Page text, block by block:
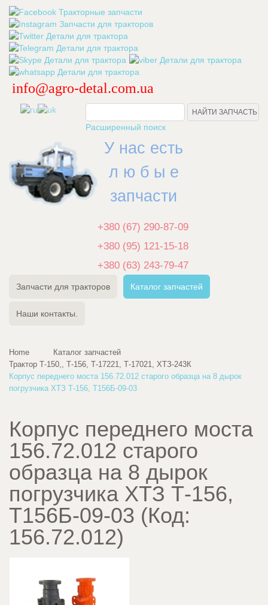
info@agro-detal.com.ua
Расширенный поиск
У нас есть
л ю б ы е
запчасти
+380 (67) 290-87-09
+380 (95) 121-15-18
+380 (63) 243-79-47
Запчасти для тракторов Каталог запчастей
Наши контакты.
Home
Каталог запчастей
Трактор Т-150,, Т-156, Т-17221, Т-17021, ХТЗ-243К
Корпус переднего моста 156.72.012 старого образца на 8 дырок
погрузчика ХТЗ Т-156, Т156Б-09-03
Корпус переднего моста
156.72.012 старого
образца на 8 дырок
погрузчика ХТЗ Т-156,
Т156Б-09-03 (Код:
156.72.012)